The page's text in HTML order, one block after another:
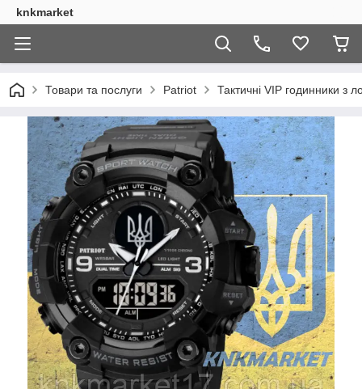
knkmarket
Товари та послуги Patriot Тактичні VIP годинники з